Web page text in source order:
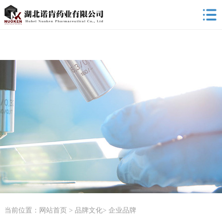
当前位置： 网站首页 > 品牌文化> 企业品牌